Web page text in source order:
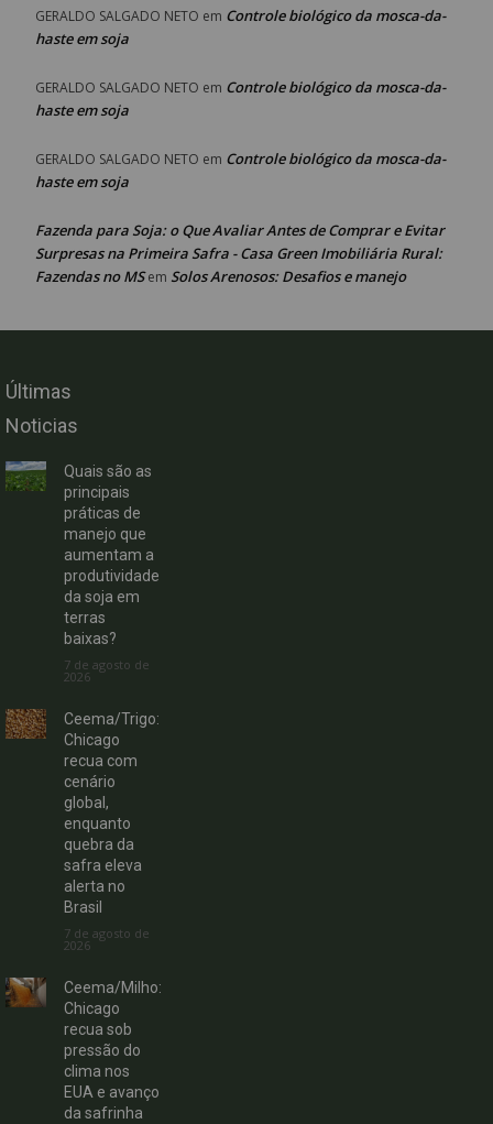
GERALDO SALGADO NETO em Controle biológico da mosca-da-
haste em soja
GERALDO SALGADO NETO em Controle biológico da mosca-da-
haste em soja
GERALDO SALGADO NETO em Controle biológico da mosca-da-
haste em soja
Fazenda para Soja: o Que Avaliar Antes de Comprar e Evitar
Surpresas na Primeira Safra - Casa Green Imobiliária Rural:
Fazendas no MSem Solos Arenosos: Desafios e manejo
Últimas
Noticias
Quais são as
principais
práticas de
manejo que
aumentam a
produtividade
da soja em
terras
baixas?
7 de agosto de
2026
Ceema/Trigo:
Chicago
recua com
cenário
global,
enquanto
quebra da
safra eleva
alerta no
Brasil
7 de agosto de
2026
Ceema/Milho:
Chicago
recua sob
pressão do
clima nos
EUA e avanço
da safrinha